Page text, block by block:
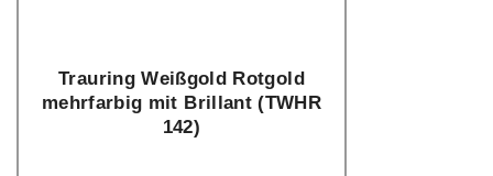
Trauring Weißgold Rotgold
mehrfarbig mit Brillant (TWHR
142)